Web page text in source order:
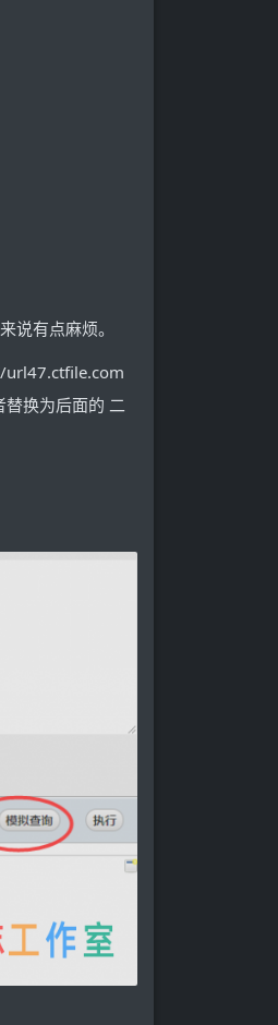
说有点麻烦。
url47.ctfile.com
换为后面的 二